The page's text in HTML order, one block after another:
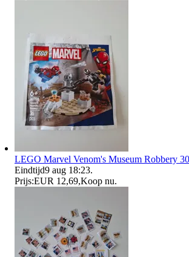
LEGO Marvel Venom's Museum Robbery
Eindtijd9 aug 18:23.
Prijs:EUR 12,69,Koop nu.